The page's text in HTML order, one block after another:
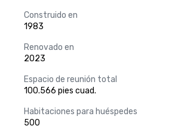
Construido en
1983
Renovado en
2023
Espacio de reunión total
100.566 pies cuad.
Habitaciones para huéspedes
500